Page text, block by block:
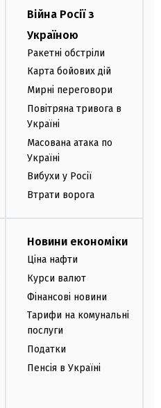
Війна Росії з
Україною
Ракетні обстріли
Карта бойових дій
Мирні переговори
Повітряна тривога в
Україні
Масована атака по
Україні
Вибухи у Росії
Втрати ворога
Новини економіки
Ціна нафти
Курси валют
Фінансові новини
Тарифи на комунальні
послуги
Податки
Пенсія в Україні